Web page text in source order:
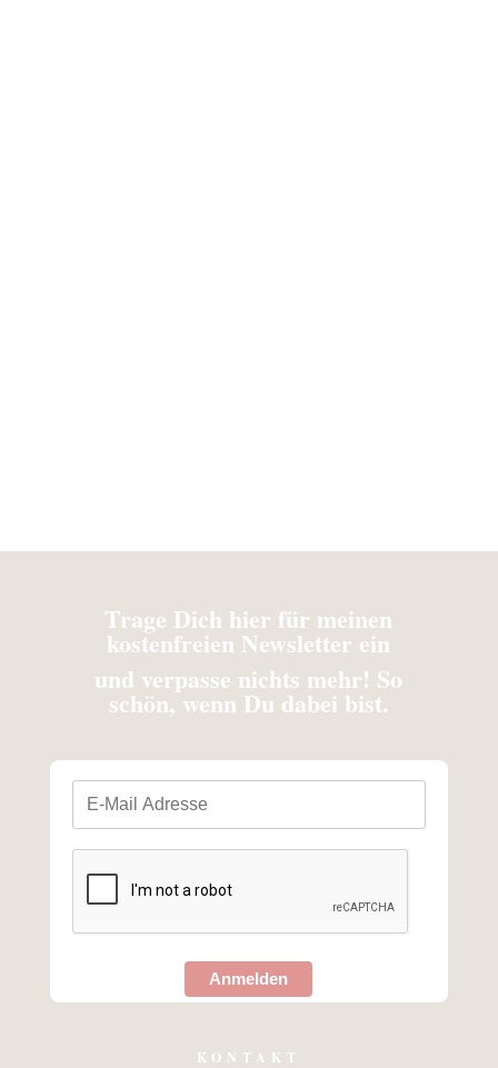
Trage Dich hier für meinen
kostenfreien Newsletter ein
und verpasse nichts mehr! So
schön, wenn Du dabei bist.
Anmelden
KONTAKT